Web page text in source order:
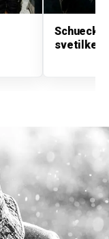
svetilke